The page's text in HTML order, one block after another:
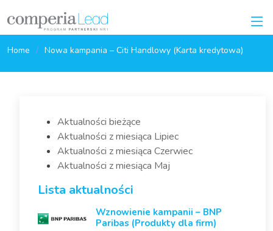
Home Nowa kampania – Citi Handlowy (Karta kredytowa)
Aktualności bieżące
Aktualności z miesiąca Lipiec
Aktualności z miesiąca Czerwiec
Aktualności z miesiąca Maj
Lista aktualności
Wznowienie kampanii – BNP
Paribas (Produkty dla firm)